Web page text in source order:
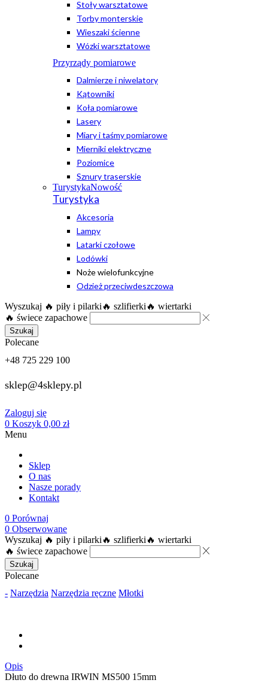
Stoły warsztatowe
Torby monterskie
Wieszaki ścienne
Wózki warsztatowe
Przyrządy pomiarowe
Dalmierze i niwelatory
Kątowniki
Koła pomiarowe
Lasery
Miary i taśmy pomiarowe
Mierniki elektryczne
Poziomice
Sznury traserskie
TurystykaNowość
Turystyka
Akcesoria
Lampy
Latarki czołowe
Lodówki
Noże wielofunkcyjne
Odzież przeciwdeszczowa
Wyszukaj 🔥 piły i pilarki 🔥 szlifierki 🔥 wiertarki
🔥 świece zapachowe
Szukaj
Polecane
+48 725 229 100
sklep@4sklepy.pl
Zaloguj się
0 Koszyk 0,00 zł
Menu
Sklep
O nas
Nasze porady
Kontakt
0 Porównaj
0 Obserwowane
Wyszukaj 🔥 piły i pilarki 🔥 szlifierki 🔥 wiertarki
🔥 świece zapachowe
Szukaj
Polecane
- Narzędzia Narzędzia ręczne Młotki
Opis
Dłuto do drewna IRWIN MS500 15mm